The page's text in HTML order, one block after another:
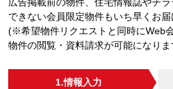
広告掲載前の物件、住宅情報誌やチ
できない会員限定物件もいち早くお届
(※希望物件リクエストと同時にWeb
物件の閲覧・資料請求が可能になりま
1.情報入力